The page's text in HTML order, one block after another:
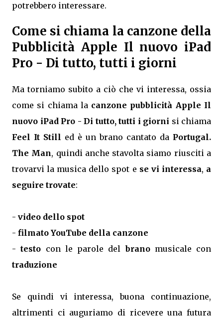
potrebbero interessare.
Come si chiama la canzone della
Pubblicità Apple Il nuovo iPad
Pro - Di tutto, tutti i giorni
Ma torniamo subito a ciò che vi interessa, ossia
come si chiama la canzone pubblicità Apple Il
nuovo iPad Pro - Di tutto, tutti i giorni si chiama
Feel It Still ed è un brano cantato da Portugal.
The Man, quindi anche stavolta siamo riusciti a
trovarvi la musica dello spot e se vi interessa, a
seguire trovate:
- video dello spot
- filmato YouTube della canzone
-testo con le parole delbranomusicale con
traduzione
Se quindi vi interessa, buona continuazione,
altrimenti ci auguriamo di ricevere una futura